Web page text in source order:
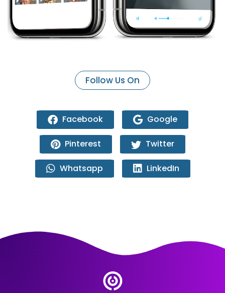
Follow Us On
Facebook Google
Pinterest Twitter
Whatsapp LinkedIn